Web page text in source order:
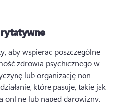
aby wspierać poszczególne
zdrowia psychicznego w
lub organizację non-
które pasuje, takie jak